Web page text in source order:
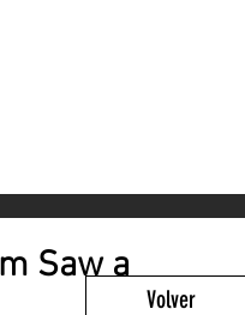
Saw a
Volver